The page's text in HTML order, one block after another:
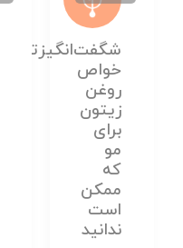
شگفت‌انگیزترین
خواص
روغن
زیتون
برای
مو
که
ممکن
است
ندانید